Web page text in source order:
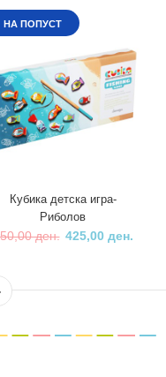
НА ПОПУСТ
Кубика детска игра-
Риболов
ден. 425,00 ден.